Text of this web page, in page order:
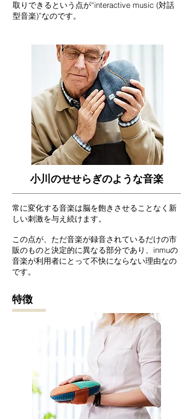
取りできるという点が“interactive music (対話
型音楽)”なのです。
小川のせせらぎのような音楽
常に変化する音楽は脳を飽きさせることなく新
しい刺激を与え続けます。
この点が、ただ音楽が録音されているだけの市
販のものと決定的に異なる部分であり、inmuの
音楽が利用者にとって不快にならない理由なの
です。
特徴